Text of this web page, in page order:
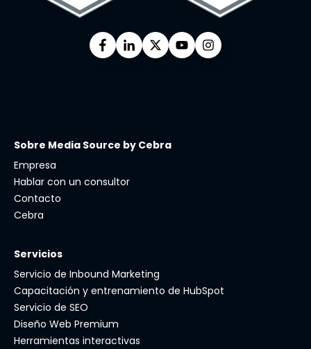
Sobre Media Source by Cebra
Empresa
Hablar con un consultor
Contacto
Cebra
Servicios
Servicio de Inbound Marketing
Capacitación y entrenamiento de HubSpot
Servicio de SEO
Diseño Web Premium
Herramientas interactivas